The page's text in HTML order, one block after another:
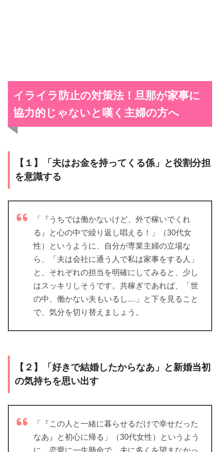
イライラ防止の対策法！旦那が家事に
協力的じゃないと嘆く主婦の方へ
【１】「夫はお金を持ってくる係」と役割分担
を意識する
「『うちでは働かないけど、外で稼いでくれ
る』と心の中で繰り返し唱える！」（30代女
性）というように、自分が専業主婦の立場な
ら、「夫は会社に通う人で私は家事をする人」
と、それぞれの担当を明確にしてみると、少し
はスッキリしそうです。共稼ぎであれば、「世
の中、働かない夫もいるし…」と下を見ること
で、気分を切り替えましょう。
【２】「好きで結婚したからなあ」と新婚当初
の気持ちを思い出す
「『この人と一緒に暮らせるだけで幸せだった
なあ』と初心に帰る」（30代女性）というよう
に、恋愛に一生懸命で、夫に多くを望まなかっ